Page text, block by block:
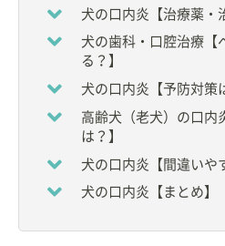
【所属】
◆日本小動物歯科研究会
◆公益社団法人 日本獣
◆公益財団法人 動物臨
◆日本獣医療倫理研究
◆NPO法人 高齢者のペ
◆日本獣医臨床病理学
◆社団法人 日本動物病
犬の口内炎【治療薬・
犬の歯科・口腔治療【
る？】
犬の口内炎【予防対策
高齢犬（老犬）の口内
は？】
犬の口内炎【間違いや
犬の口内炎【まとめ】